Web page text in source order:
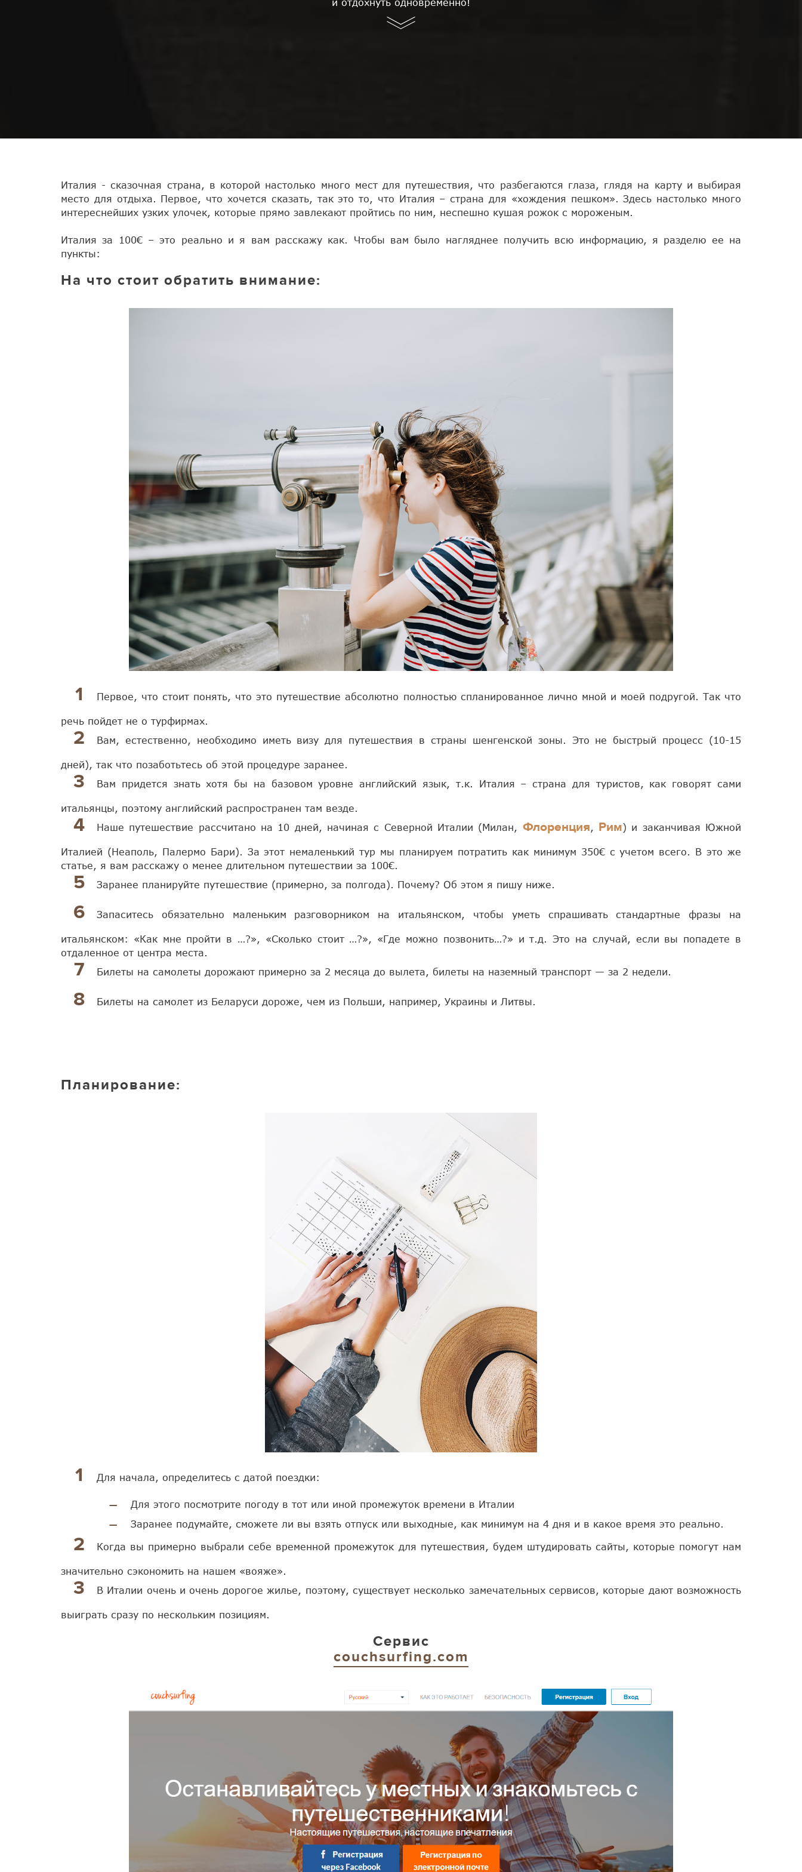
и отдохнуть одновременно!
Италия - сказочная страна, в которой настолько много мест для путешествия, что разбегаются глаза, глядя на карту и выбирая
место для отдыха. Первое, что хочется сказать, так это то, что Италия – страна для «хождения пешком». Здесь настолько много
интереснейших узких улочек, которые прямо завлекают пройтись по ним, неспешно кушая рожок с мороженым.
Италия за 100€ – это реально и я вам расскажу как. Чтобы вам было нагляднее получить всю информацию, я разделю ее на
пункты:
На что стоит обратить внимание:
Первое, что стоит понять, что это путешествие абсолютно полностью спланированное лично мной и моей подругой. Так что
речь пойдет не о турфирмах.
Вам, естественно, необходимо иметь визу для путешествия в страны шенгенской зоны. Это не быстрый процесс (10-15
дней), так что позаботьтесь об этой процедуре заранее.
Вам придется знать хотя бы на базовом уровне английский язык, т.к. Италия – страна для туристов, как говорят сами
итальянцы, поэтому английский распространен там везде.
Наше путешествие рассчитано на 10 дней, начиная с Северной Италии (Милан, Флоренция, Рим) и заканчивая Южной
Италией (Неаполь, Палермо Бари). За этот немаленький тур мы планируем потратить как минимум 350€ с учетом всего. В это же
статье, я вам расскажу о менее длительном путешествии за 100€.
Заранее планируйте путешествие (примерно, за полгода). Почему? Об этом я пишу ниже.
Запаситесь обязательно маленьким разговорником на итальянском, чтобы уметь спрашивать стандартные фразы на
итальянском: «Как мне пройти в …?», «Сколько стоит …?», «Где можно позвонить…?» и т.д. Это на случай, если вы попадете в
отдаленное от центра места.
Билеты на самолеты дорожают примерно за 2 месяца до вылета, билеты на наземный транспорт — за 2 недели.
Билеты на самолет из Беларуси дороже, чем из Польши, например, Украины и Литвы.
Планирование:
Для начала, определитеcь с датой поездки:
Для этого посмотрите погоду в тот или иной промежуток времени в Италии
Заранее подумайте, сможете ли вы взять отпуск или выходные, как минимум на 4 дня и в какое время это реально.
Когда вы примерно выбрали себе временной промежуток для путешествия, будем штудировать сайты, которые помогут нам
значительно сэкономить на нашем «вояже».
В Италии очень и очень дорогое жилье, поэтому, существует несколько замечательных сервисов, которые дают возможность
выиграть сразу по нескольким позициям.
Сервис
couchsurfing.com